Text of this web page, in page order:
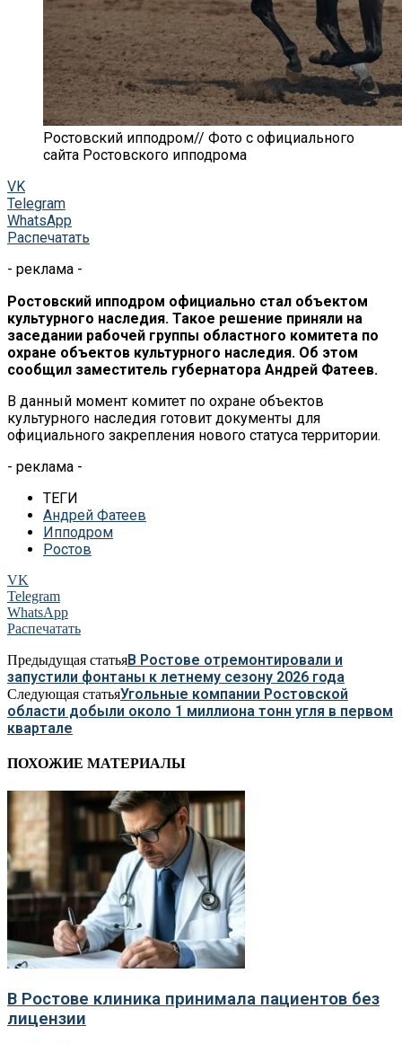
Ростовский ипподром// Фото с официального
сайта Ростовского ипподрома
VK
Telegram
WhatsApp
Распечатать
- реклама -
Ростовский ипподром официально стал объектом
культурного наследия. Такое решение приняли на
заседании рабочей группы областного комитета по
охране объектов культурного наследия. Об этом
сообщил заместитель губернатора Андрей Фатеев.
В данный момент комитет по охране объектов
культурного наследия готовит документы для
официального закрепления нового статуса территории.
- реклама -
ТЕГИ
Андрей Фатеев
Ипподром
Ростов
VK
Telegram
WhatsApp
Распечатать
Предыдущая статьяВ Ростове отремонтировали и
запустили фонтаны к летнему сезону 2026 года
Следующая статьяУгольные компании Ростовской
области добыли около 1 миллиона тонн угля в первом
квартале
ПОХОЖИЕ МАТЕРИАЛЫ
В Ростове клиника принимала пациентов без
лицензии